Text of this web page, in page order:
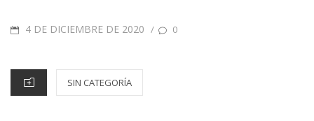
4 DE DICIEMBRE DE 2020 / 0
SIN CATEGORÍA